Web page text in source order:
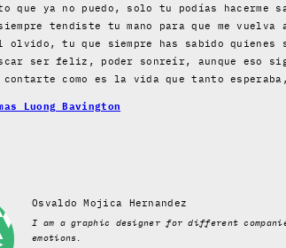
que ya no puedo, solo tu podías
tendiste tu mano para que me
olvido, tu que siempre has sabido quienes
ser feliz, poder sonreír, aunque eso
contarte como es la vida que tanto
Luong Bavington
Osvaldo Mojica Hernandez
I am a graphic designer for different
emotions.